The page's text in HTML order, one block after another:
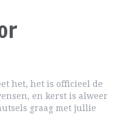
het, het is officieel de
en kerst is alweer
graag met jullie